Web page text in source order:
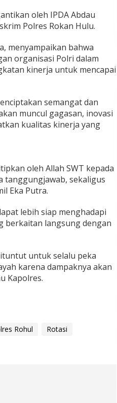
oleh IPDA Abdau
Polres Rokan Hulu.
menyampaikan bahwa
organisasi Polri dalam
kinerja untuk mencapai
semangat dan
muncul gagasan, inovasi
kualitas kinerja yang
oleh Allah SWT kepada
tanggungjawab, sekaligus
Eka Putra.
lebih siap menghadapi
berkaitan langsung dengan
untuk selalu peka
karena dampaknya akan
Kapolres.
Rohul
Rotasi